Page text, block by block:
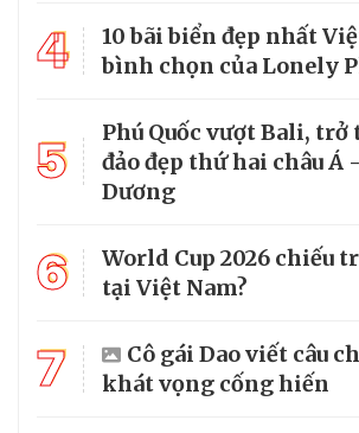
4
10 bãi biển đẹp nhất
bình chọn của Lonely
5
Phú Quốc vượt Bali,
đảo đẹp thứ hai châu Á
Dương
6
World Cup 2026 chiếu
tại Việt Nam?
7
Cô gái Dao viết câu
khát vọng cống hiến